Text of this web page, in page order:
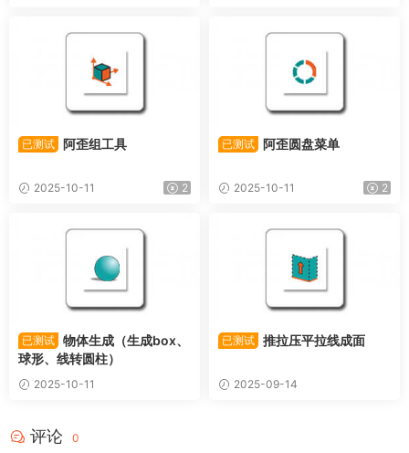
已测试 阿歪组工具
2025-10-11 2
已测试 阿歪圆盘菜单
2025-10-11 2
已测试 物体生成（生成box、
球形、线转圆柱）
2025-10-11
已测试 推拉压平拉线成面
2025-09-14
评论 0